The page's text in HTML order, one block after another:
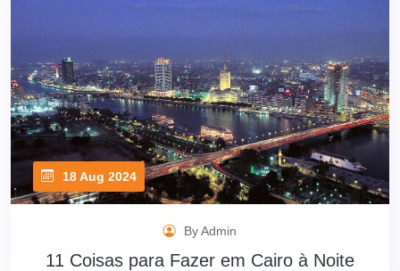
18 Aug 2024
By Admin
11 Coisas para Fazer em Cairo à Noite